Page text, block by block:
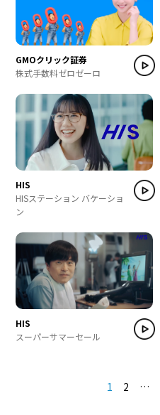
GMOクリック証券
株式手数料ゼロゼーロ
HIS
HISステーション バケーショ
ン
HIS
スーパーサマーセール
1 2 …